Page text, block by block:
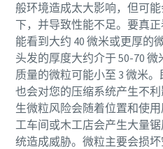
般环境造成太大影响，但可
下，并导致性能不足。要真
能看到大约 40 微米或更厚的
头发的厚度大约介于 50-70
质量的微粒可能小至 3 微米
也会对您的压缩系统产生不
生微粒风险会随着位置和使
工车间或木工店会产生大量
统造成威胁。微粒主要会损